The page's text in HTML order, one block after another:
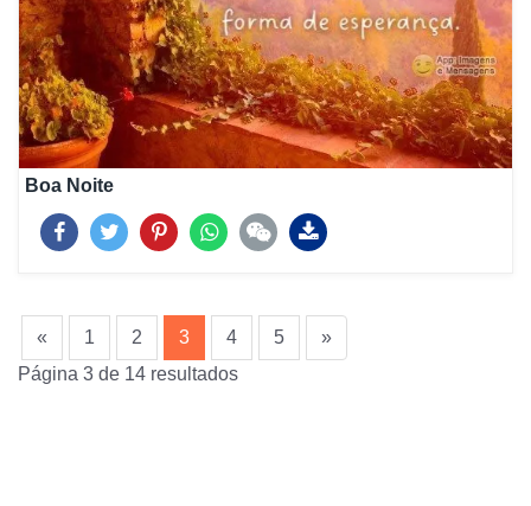
Boa Noite
« 1 2 3(current)
4 5
»
Página 3 de 14 resultados